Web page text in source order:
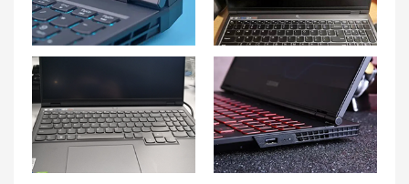
联想拯救者 Y9000P笔记本风扇异常噪音解决方案 联想拯救者Y9000K笔记本无法开机？快速解决方案一网打尽！